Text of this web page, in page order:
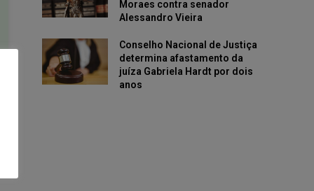
Moraes contra senador
Alessandro Vieira
Conselho Nacional de Justiça
determina afastamento da
juíza Gabriela Hardt por dois
anos